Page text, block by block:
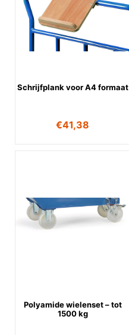
Schrijfplank voor A4 formaat
€41,38
Polyamide wielenset – tot
1500 kg